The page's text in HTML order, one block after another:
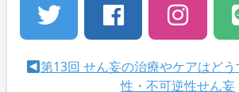
第13回 せん妄の治療やケアはど
性・不可逆性せん妄